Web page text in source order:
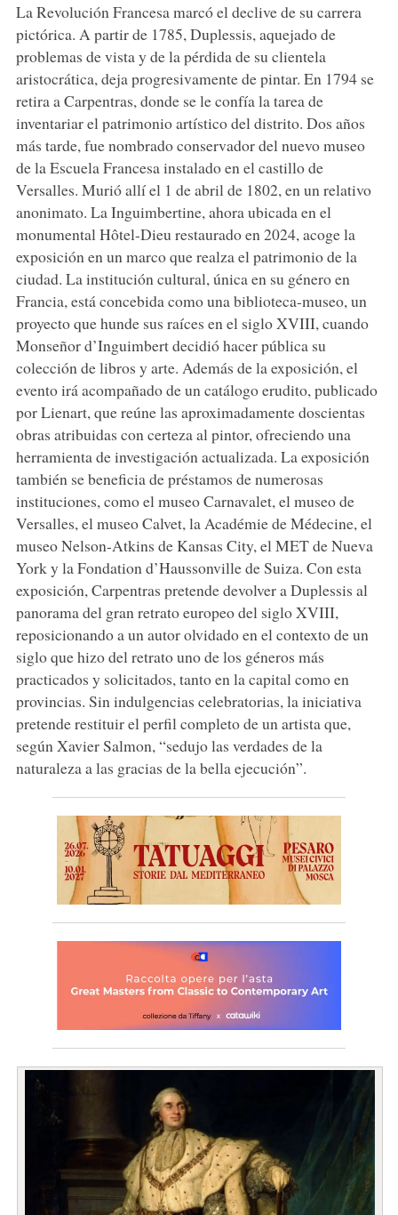
La Revolución Francesa marcó el declive de su carrera
pictórica. A partir de 1785, Duplessis, aquejado de
problemas de vista y de la pérdida de su clientela
aristocrática, deja progresivamente de pintar. En 1794 se
retira a Carpentras, donde se le confía la tarea de
inventariar el patrimonio artístico del distrito. Dos años
más tarde, fue nombrado conservador del nuevo museo
de la Escuela Francesa instalado en el castillo de
Versalles. Murió allí el 1 de abril de 1802, en un relativo
anonimato. La Inguimbertine, ahora ubicada en el
monumental Hôtel-Dieu restaurado en 2024, acoge la
exposición en un marco que realza el patrimonio de la
ciudad. La institución cultural, única en su género en
Francia, está concebida como una biblioteca-museo, un
proyecto que hunde sus raíces en el siglo XVIII, cuando
Monseñor d’Inguimbert decidió hacer pública su
colección de libros y arte. Además de la exposición, el
evento irá acompañado de un catálogo erudito, publicado
por Lienart, que reúne las aproximadamente doscientas
obras atribuidas con certeza al pintor, ofreciendo una
herramienta de investigación actualizada. La exposición
también se beneficia de préstamos de numerosas
instituciones, como el museo Carnavalet, el museo de
Versalles, el museo Calvet, la Académie de Médecine, el
museo Nelson-Atkins de Kansas City, el MET de Nueva
York y la Fondation d’Haussonville de Suiza. Con esta
exposición, Carpentras pretende devolver a Duplessis al
panorama del gran retrato europeo del siglo XVIII,
reposicionando a un autor olvidado en el contexto de un
siglo que hizo del retrato uno de los géneros más
practicados y solicitados, tanto en la capital como en
provincias. Sin indulgencias celebratorias, la iniciativa
pretende restituir el perfil completo de un artista que,
según Xavier Salmon, “sedujo las verdades de la
naturaleza a las gracias de la bella ejecución”.